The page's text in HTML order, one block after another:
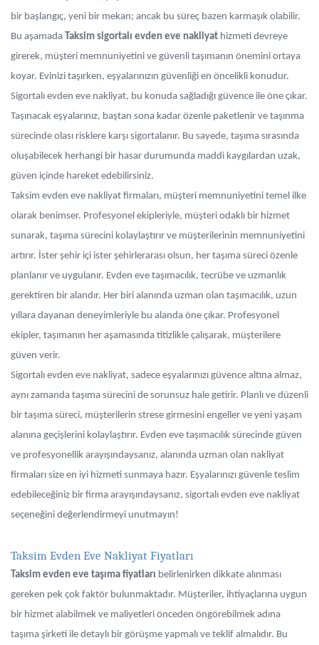
bir başlangıç, yeni bir mekan; ancak bu süreç bazen karmaşık olabilir.
Bu aşamada Taksim sigortalı evden eve nakliyat hizmeti devreye
girerek, müşteri memnuniyetini ve güvenli taşımanın önemini ortaya
koyar. Evinizi taşırken, eşyalarınızın güvenliği en öncelikli konudur.
Sigortalı evden eve nakliyat, bu konuda sağladığı güvence ile öne çıkar.
Taşınacak eşyalarınız, baştan sona kadar özenle paketlenir ve taşınma
sürecinde olası risklere karşı sigortalanır. Bu sayede, taşıma sırasında
oluşabilecek herhangi bir hasar durumunda maddi kaygılardan uzak,
güven içinde hareket edebilirsiniz.
Taksim evden eve nakliyat firmaları, müşteri memnuniyetini temel ilke
olarak benimser. Profesyonel ekipleriyle, müşteri odaklı bir hizmet
sunarak, taşıma sürecini kolaylaştırır ve müşterilerinin memnuniyetini
artırır. İster şehir içi ister şehirlerarası olsun, her taşıma süreci özenle
planlanır ve uygulanır. Evden eve taşımacılık, tecrübe ve uzmanlık
gerektiren bir alandır. Her biri alanında uzman olan taşımacılık, uzun
yıllara dayanan deneyimleriyle bu alanda öne çıkar. Profesyonel
ekipler, taşımanın her aşamasında titizlikle çalışarak, müşterilere
güven verir.
Sigortalı evden eve nakliyat, sadece eşyalarınızı güvence altına almaz,
aynı zamanda taşıma sürecini de sorunsuz hale getirir. Planlı ve düzenli
bir taşıma süreci, müşterilerin strese girmesini engeller ve yeni yaşam
alanına geçişlerini kolaylaştırır. Evden eve taşımacılık sürecinde güven
ve profesyonellik arayışındaysanız, alanında uzman olan nakliyat
firmaları size en iyi hizmeti sunmaya hazır. Eşyalarınızı güvenle teslim
edebileceğiniz bir firma arayışındaysanız, sigortalı evden eve nakliyat
seçeneğini değerlendirmeyi unutmayın!
Taksim Evden Eve Nakliyat Fiyatları
Taksim evden eve taşıma fiyatları belirlenirken dikkate alınması
gereken pek çok faktör bulunmaktadır. Müşteriler, ihtiyaçlarına uygun
bir hizmet alabilmek ve maliyetleri önceden öngörebilmek adına
taşıma şirketi ile detaylı bir görüşme yapmalı ve teklif almalıdır. Bu